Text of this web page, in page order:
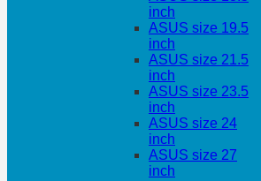
inch
ASUS size 19.5
inch
ASUS size 21.5
inch
ASUS size 23.5
inch
ASUS size 24
inch
ASUS size 27
inch